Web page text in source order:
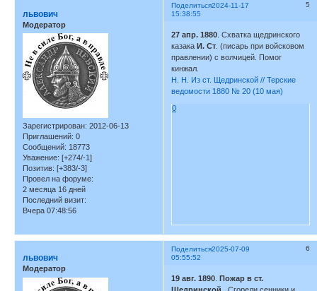
Поделиться 5
2024-11-17
15:38:55
львович
Модератор
Зарегистрирован: 2012-06-13
Приглашений: 0
Сообщений: 18773
Уважение: [+274/-1]
Позитив: [+383/-3]
Провел на форуме:
2 месяца 16 дней
Последний визит:
Вчера 07:48:56
27 апр. 1880 . Схватка щедринского
казакаИ. Ст . (писарь при войсковом
правлении) с волчицей. Помог
кинжал.
Н. Н. Из ст. Щедринской // Терские
ведомости 1880 № 20 (10 мая)
0
Поделиться 6
2025-07-09
05:55:52
львович
Модератор
19 авг. 1890 .Пожар в ст.